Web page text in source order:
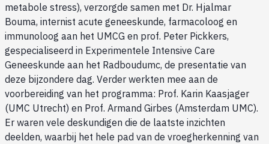
metabole stress), verzorgde samen met Dr. Hjalmar
Bouma, internist acute geneeskunde, farmacoloog en
immunoloog aan het UMCG en prof. Peter Pickkers,
gespecialiseerd in Experimentele Intensive Care
Geneeskunde aan het Radboudumc, de presentatie van
deze bijzondere dag. Verder werkten mee aan de
voorbereiding van het programma: Prof. Karin Kaasjager
(UMC Utrecht) en Prof. Armand Girbes (Amsterdam UMC).
Er waren vele deskundigen die de laatste inzichten
deelden, waarbij het hele pad van de vroegherkenning van